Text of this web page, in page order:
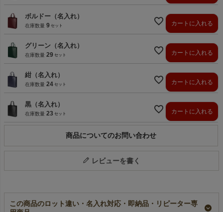
ボルドー（名入れ）
在庫数量 9 カートに入れる
グリーン（名入れ）
在庫数量 29 カートに入れる
紺（名入れ）
在庫数量 24 カートに入れる
黒（名入れ）
在庫数量 23 カートに入れる
商品についてのお問い合わせ
レビューを書く
この商品のロット違い・名入れ対応・即納品・リピーター専